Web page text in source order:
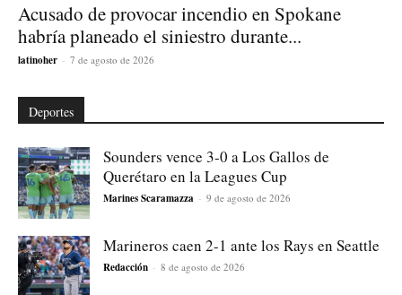
Acusado de provocar incendio en Spokane
habría planeado el siniestro durante...
latinoher - 7 de agosto de 2026
Deportes
Sounders vence 3-0 a Los Gallos de
Querétaro en la Leagues Cup
Marines Scaramazza - 9 de agosto de 2026
Marineros caen 2-1 ante los Rays en Seattle
Redacción - 8 de agosto de 2026